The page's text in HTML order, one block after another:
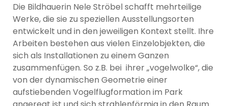
Die Bildhauerin Nele Ströbel schafft mehrteilige
Werke, die sie zu speziellen Ausstellungsorten
entwickelt und in den jeweiligen Kontext stellt. Ihre
Arbeiten bestehen aus vielen Einzelobjekten, die
sich als Installationen zu einem Ganzen
zusammenfügen. So z.B. bei ihrer „vogelwolke“, die
von der dynamischen Geometrie einer
aufstiebenden Vogelflugformation im Park